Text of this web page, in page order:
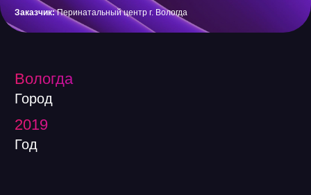
Заказчик:Перинатальный центр г. Вологда
Вологда
Город
2019
Год